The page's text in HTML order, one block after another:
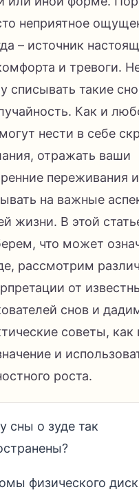
неприятное
– источник
и тревоги.
списывать такие
Как и
нести в себе
отражать ваши
переживания и
на важные
жизни. В этой
что может
рассмотрим
от
снов и
советы, как
и
роста.
сны о зуде так
физического